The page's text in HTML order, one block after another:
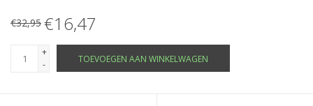
€32,95 €16,47
+
-
TOEVOEGEN AAN WINKELWAGEN